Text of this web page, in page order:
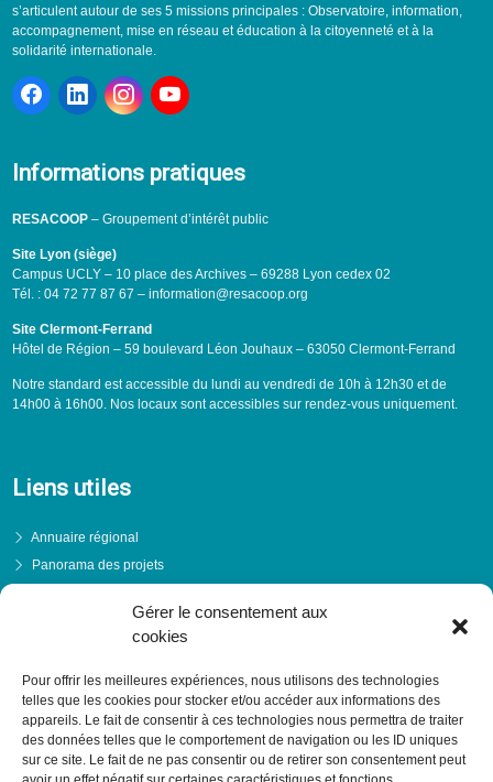
Gérer le consentement aux
cookies
Pour offrir les meilleures expériences, nous utilisons des technologies
telles que les cookies pour stocker et/ou accéder aux informations des
appareils. Le fait de consentir à ces technologies nous permettra de traiter
des données telles que le comportement de navigation ou les ID uniques
sur ce site. Le fait de ne pas consentir ou de retirer son consentement peut
s’articulent autour de ses 5 missions principales : Observatoire, information,
accompagnement, mise en réseau et éducation à la citoyenneté et à la
solidarité internationale.
Informations pratiques
RESACOOP– Groupement d’intérêt public
Site Lyon (siège)
Campus UCLY – 10 place des Archives – 69288 Lyon cedex 02
Tél. : 04 72 77 87 67 – information@resacoop.org
Site Clermont-Ferrand
Hôtel de Région – 59 boulevard Léon Jouhaux – 63050 Clermont-Ferrand
Notre standard est accessible du lundi au vendredi de 10h à 12h30 et de
14h00 à 16h00. Nos locaux sont accessibles sur rendez-vous uniquement.
Liens utiles
Annuaire régional
Panorama des projets